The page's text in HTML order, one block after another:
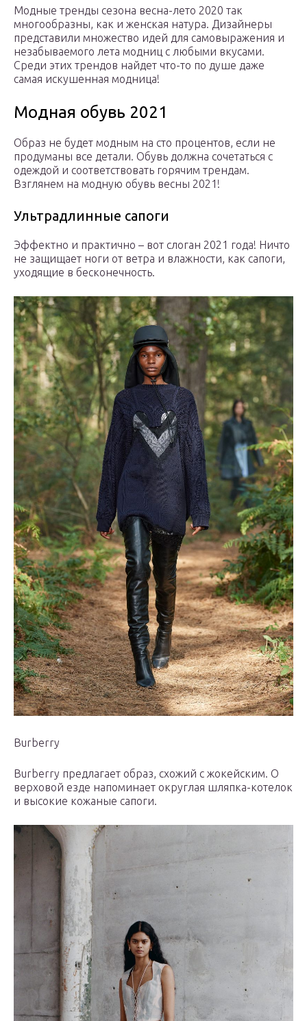
Модные тренды сезона весна-лето 2020 так
многообразны, как и женская натура. Дизайнеры
представили множество идей для самовыражения и
незабываемого лета модниц с любыми вкусами.
Среди этих трендов найдет что-то по душе даже
самая искушенная модница!
Модная обувь 2021
Образ не будет модным на сто процентов, если не
продуманы все детали. Обувь должна сочетаться с
одеждой и соответствовать горячим трендам.
Взглянем на модную обувь весны 2021!
Ультрадлинные сапоги
Эффектно и практично – вот слоган 2021 года! Ничто
не защищает ноги от ветра и влажности, как сапоги,
уходящие в бесконечность.
Burberry
Burberry предлагает образ, схожий с жокейским. О
верховой езде напоминает округлая шляпка-котелок
и высокие кожаные сапоги.